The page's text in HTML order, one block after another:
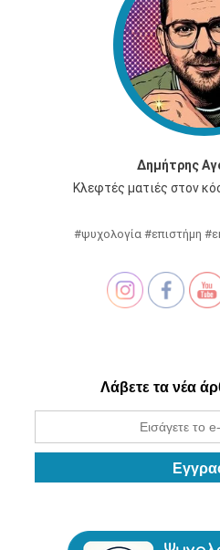
Δημήτρης
Κλεφτές ματιές στον
#ψυχολογία #επιστήμη
Λάβετε τα νέα